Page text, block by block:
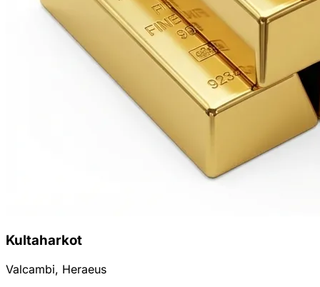
Kultaharkot
Valcambi, Heraeus